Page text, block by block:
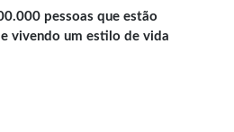
pessoas que estão
vivendo um estilo de vida